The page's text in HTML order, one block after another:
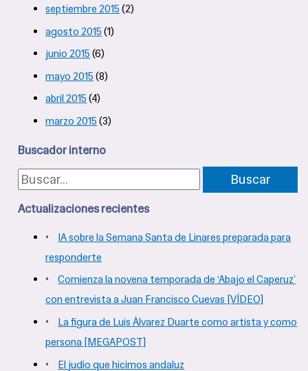
septiembre 2015 (2)
agosto 2015 (1)
junio 2015 (6)
mayo 2015 (8)
abril 2015 (4)
marzo 2015 (3)
Buscador interno
B
u
Actualizaciones recientes
IA sobre la Semana Santa de Linares preparada para
responderte
Comienza la novena temporada de ‘Abajo el Caperuz’
con entrevista a Juan Francisco Cuevas [VÍDEO]
La figura de Luis Álvarez Duarte como artista y como
persona [MEGAPOST]
El judío que hicimos andaluz